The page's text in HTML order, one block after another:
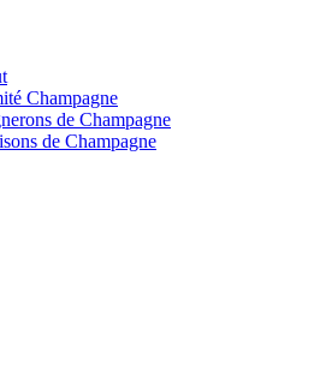
Champagne
de Champagne
de Champagne